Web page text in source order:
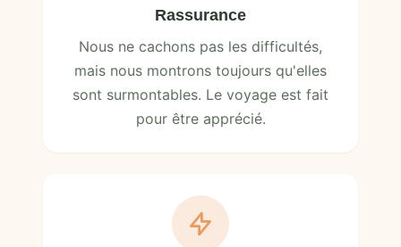
Rassurance
Nous ne cachons pas les difficultés,
mais nous montrons toujours qu'elles
sont surmontables. Le voyage est fait
pour être apprécié.